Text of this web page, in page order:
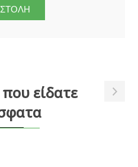
είδατε